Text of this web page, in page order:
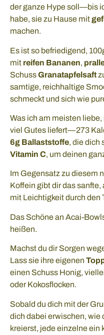
der ganze Hype soll—bis
habe, sie zu Hause mit
machen.
Es ist so befriedigend,
mit reifen Bananen,
SchussGranatapfelsaft
samtige, reichhaltige
schmeckt und sich wie
Was ich am meisten
viel Gutes liefert—273
6g Ballaststoffe, die dich
Vitamin C, um deinen
Im Gegensatz zu diesem
Koffein gibt dir das
mit Leichtigkeit durch den
Das Schöne an Acai-
heißen.
Machst du dir Sorgen
Lass sie ihre eigenen
einen Schuss Honig,
oder Kokosflocken.
Sobald du dich mit der
dich dabei erwischen, wie
kreierst, jede einzelne ein